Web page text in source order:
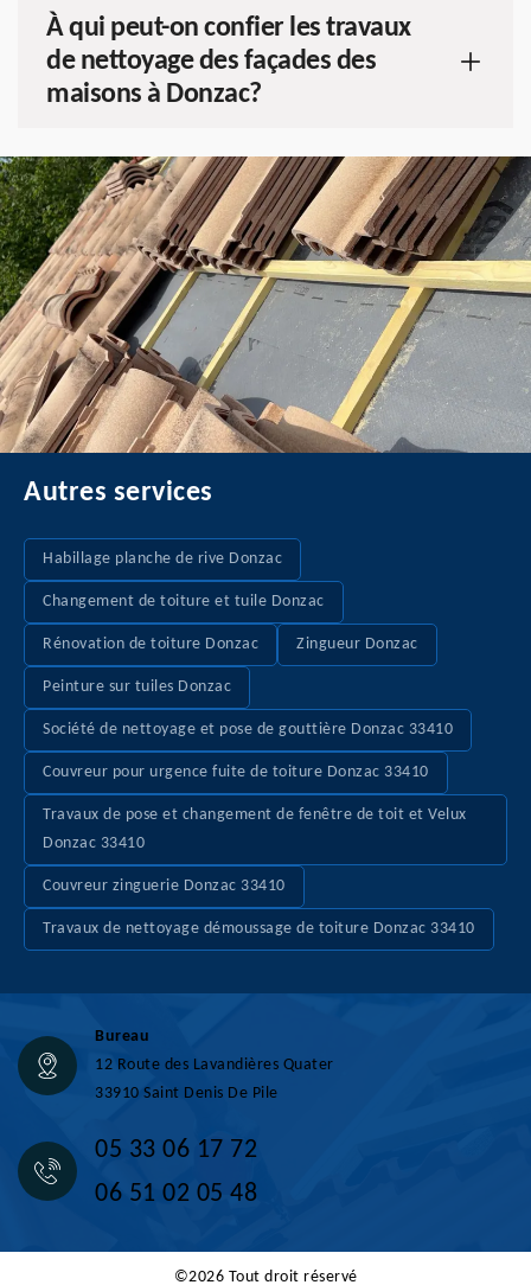
À qui peut-on confier les travaux
de nettoyage des façades des
maisons à Donzac?
Autres services
Habillage planche de rive Donzac
Changement de toiture et tuile Donzac
Rénovation de toiture Donzac Zingueur Donzac
Peinture sur tuiles Donzac
Société de nettoyage et pose de gouttière Donzac 33410
Couvreur pour urgence fuite de toiture Donzac 33410
Travaux de pose et changement de fenêtre de toit et Velux
Donzac 33410
Couvreur zinguerie Donzac 33410
Travaux de nettoyage démoussage de toiture Donzac 33410
Bureau
12 Route des Lavandières Quater
33910 Saint Denis De Pile
05 33 06 17 72
06 51 02 05 48
©2026 Tout droit réservé